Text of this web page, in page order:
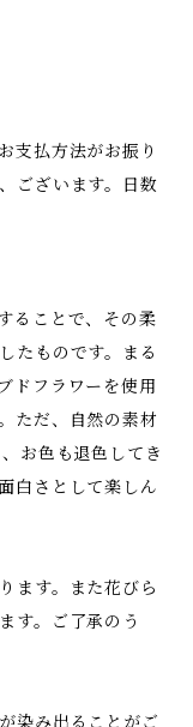
支払方法がお振り
ございます。日数
ることで、その柔
たものです。まる
ドフラワーを使用
ただ、自然の素材
お色も退色してき
白さとして楽しん
ます。また花びら
す。ご了承のう
染み出ることがご